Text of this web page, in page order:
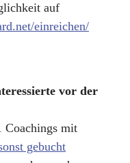
auf
einreichen/
vor der
Coachings mit
gebucht